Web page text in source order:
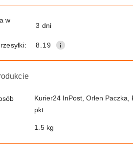
w
3 dni
8.19
Kurier24 InPost, Orlen
pkt
1.5 kg